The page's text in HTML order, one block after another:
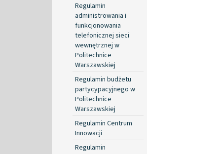
Regulamin
administrowania i
funkcjonowania
telefonicznej sieci
wewnętrznej w
Politechnice
Warszawskiej
Regulamin budżetu
partycypacyjnego w
Politechnice
Warszawskiej
Regulamin Centrum
Innowacji
Regulamin